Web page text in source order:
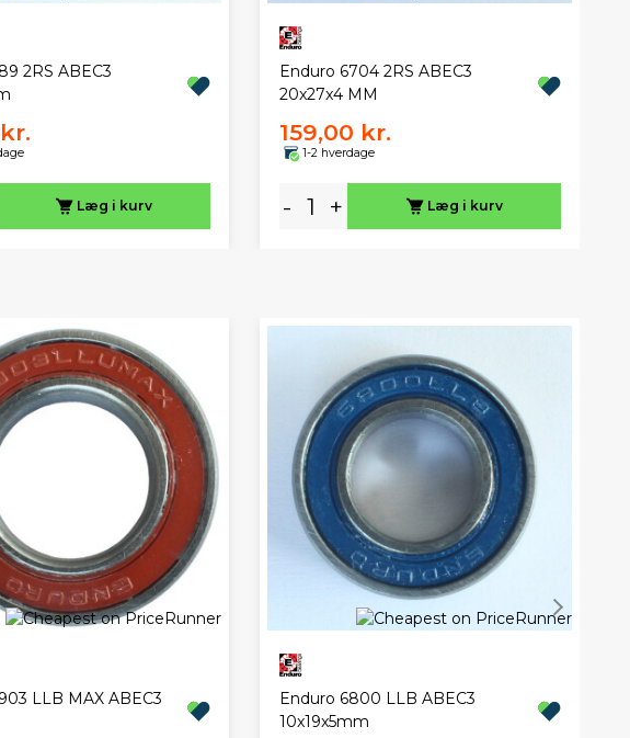
2RS ABEC3
Læg i kurv
Enduro 6704 2RS ABEC3
20x27x4 MM
159,00 kr.
1-2 hverdage
- + Læg i kurv
LLB MAX ABEC3
Enduro 6800 LLB ABEC3
10x19x5mm